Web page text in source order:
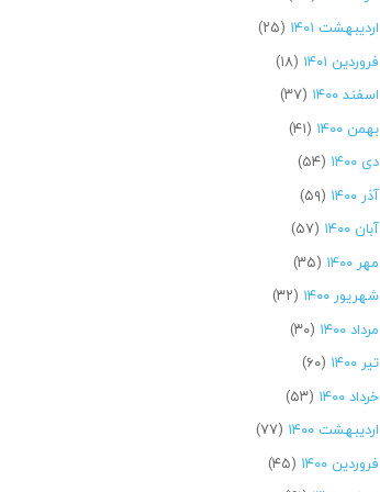
اردیبهشت ۱۴۰۱
(۲۵)
فروردین ۱۴۰۱
(۱۸)
اسفند ۱۴۰۰
(۳۷)
بهمن ۱۴۰۰
(۴۱)
دی ۱۴۰۰
(۵۴)
آذر ۱۴۰۰
(۵۹)
آبان ۱۴۰۰
(۵۷)
مهر ۱۴۰۰
(۳۵)
شهریور ۱۴۰۰
(۳۲)
مرداد ۱۴۰۰
(۳۰)
تیر ۱۴۰۰
(۶۰)
خرداد ۱۴۰۰
(۵۳)
اردیبهشت ۱۴۰۰
(۷۷)
فروردین ۱۴۰۰
(۴۵)